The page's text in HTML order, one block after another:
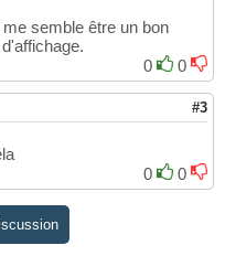
semble être un bon
0
0
#3
0
0